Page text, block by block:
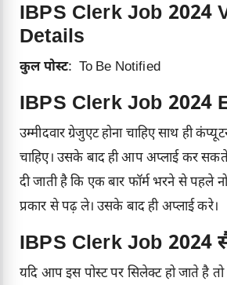
IBPS Clerk Job 2024
Details
कुल पोस्ट: To Be Notified
IBPS Clerk Job 2024
उम्मीदवार ग्रेजुएट होना चाहिए साथ ही
चाहिए। उसके बाद ही आप अप्लाई कर सकते
दी जाती है कि एक बार फॉर्म भरने से पहले
प्रकार से पढ़ ले। उसके बाद ही अप्लाई करे।
IBPS Clerk Job 2024
यदि आप इस पोस्ट पर सिलेक्ट हो जाते है